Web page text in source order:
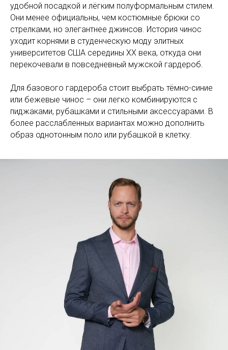
удобной посадкой и лёгким полуформальным стилем.
Они менее официальны, чем костюмные брюки со
стрелками, но элегантнее джинсов. История чинос
уходит корнями в студенческую моду элитных
университетов США середины XX века, откуда они
перекочевали в повседневный мужской гардероб.
Для базового гардероба стоит выбрать тёмно-синие
или бежевые чинос – они легко комбинируются с
пиджаками, рубашками и стильными аксессуарами. В
более расслабленных вариантах можно дополнить
образ однотонным поло или рубашкой в клетку.